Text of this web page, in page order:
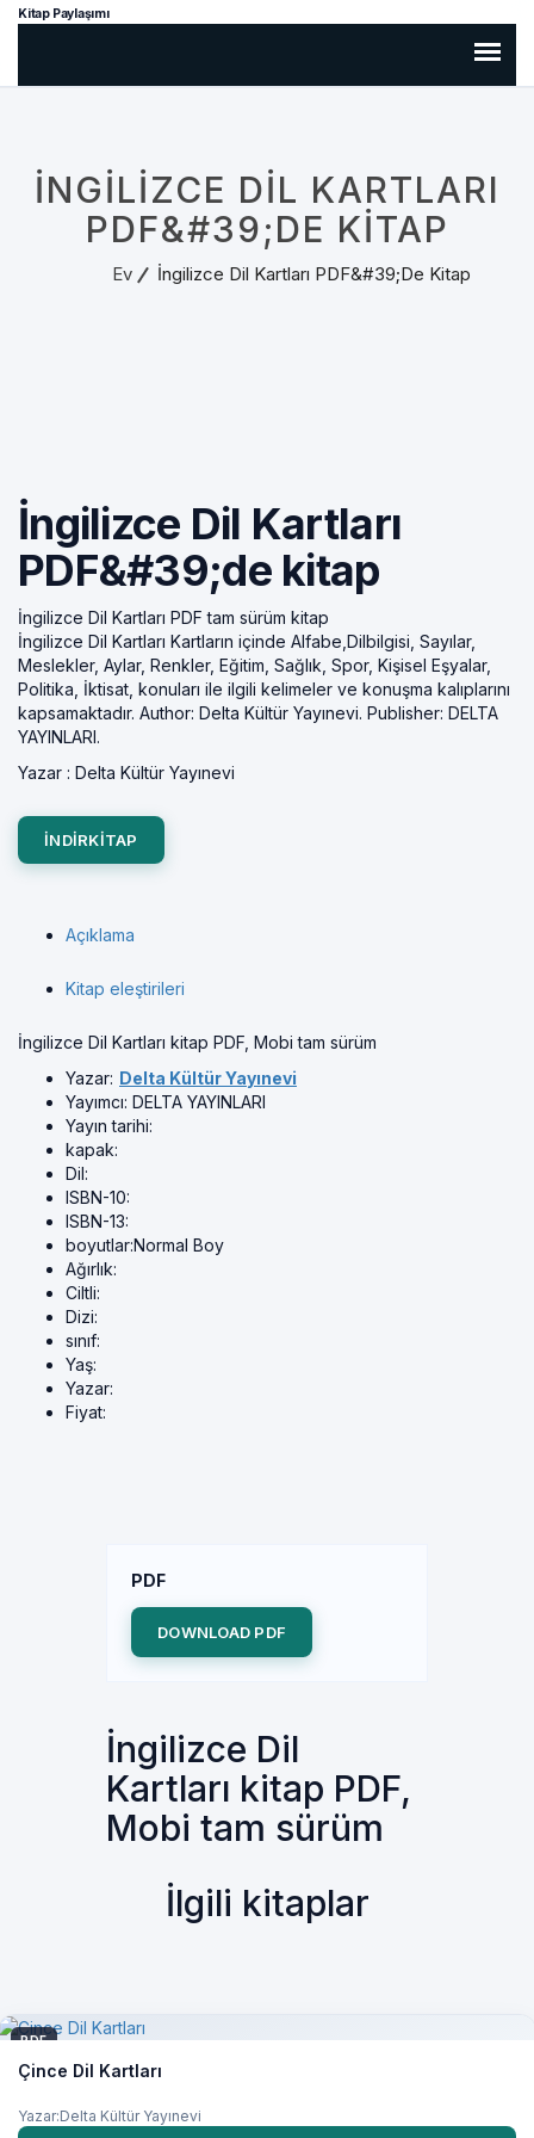
Kitap Paylaşımı
İNGILIZCE DIL KARTLARI
PDF&#39;DE KITAP
Ev İngilizce Dil Kartları PDF&#39;de Kitap
İngilizce Dil Kartları
PDF&#39;de kitap
İngilizce Dil Kartları PDF tam sürüm kitap
İngilizce Dil Kartları Kartların içinde Alfabe,Dilbilgisi, Sayılar,
Meslekler, Aylar, Renkler, Eğitim, Sağlık, Spor, Kişisel Eşyalar,
Politika, İktisat, konuları ile ilgili kelimeler ve konuşma kalıplarını
kapsamaktadır. Author: Delta Kültür Yayınevi. Publisher: DELTA
YAYINLARI.
Yazar : Delta Kültür Yayınevi
INDIRKITAP
Açıklama
Kitap eleştirileri
İngilizce Dil Kartları kitap PDF, Mobi tam sürüm
Yazar: Delta Kültür Yayınevi
Yayımcı: DELTA YAYINLARI
Yayın tarihi:
kapak:
Dil:
ISBN-10:
ISBN-13:
boyutlar:Normal Boy
Ağırlık:
Ciltli:
Dizi:
sınıf:
Yaş:
Yazar:
Fiyat:
PDF
DOWNLOAD PDF
İngilizce Dil
Kartları kitap PDF,
Mobi tam sürüm
İlgili kitaplar
PDF
Çince Dil Kartları
Yazar:Delta Kültür Yayınevi